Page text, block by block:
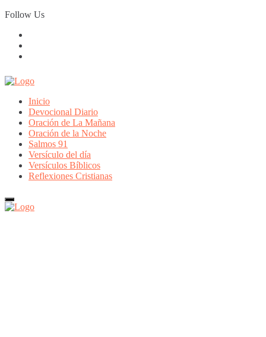
Skip
to
Follow Us
Inicio
Devocional Diario
Oración de La Mañana
Oración de la Noche
Salmos 91
Versículo del día
Versículos Bíblicos
Reflexiones Cristianas